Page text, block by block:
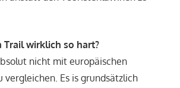
Trail wirklich so hart?
nicht mit europäischen
vergleichen. Es is grundsätzlich